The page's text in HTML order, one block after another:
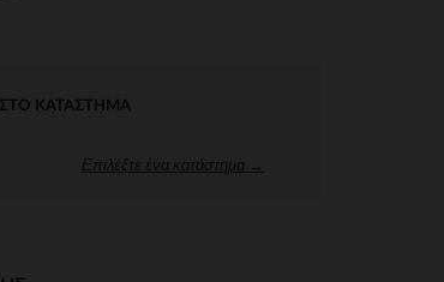
ΚΑΤΆΣΤΗΜΑ
Επιλέξτε ένα κατάστημα →